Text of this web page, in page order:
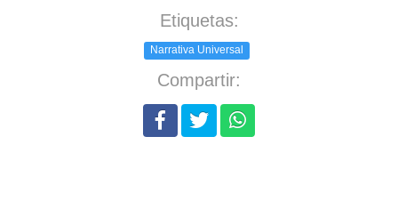
Etiquetas:
Narrativa Universal
Compartir: